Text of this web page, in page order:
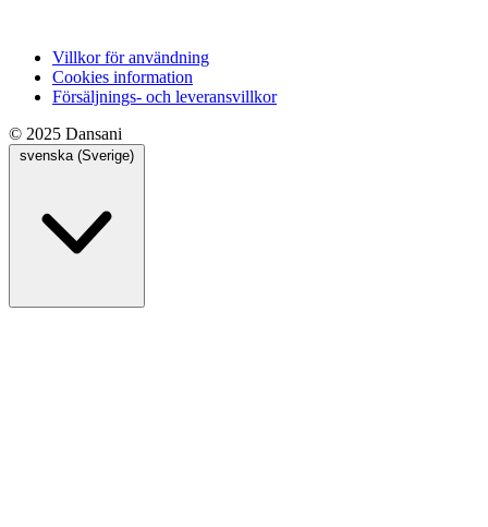
Villkor för användning
Cookies information
Försäljnings- och leveransvillkor
© 2025 Dansani
svenska (Sverige)